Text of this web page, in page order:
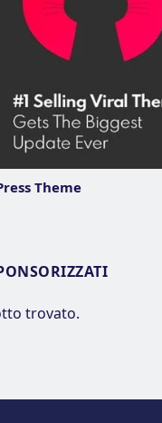
Theme
trovato.